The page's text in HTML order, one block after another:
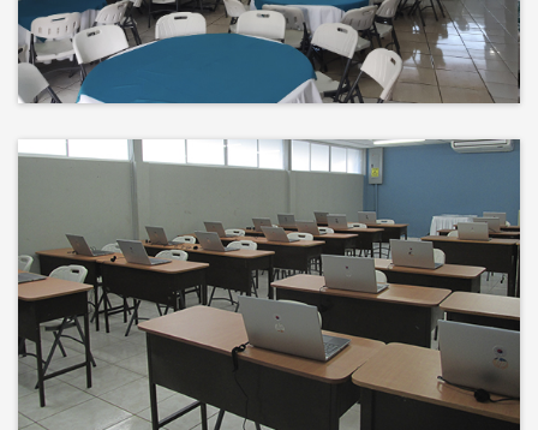
Bienvenidos a un espacio donde
las ideas cobran voz y el
conocimiento se comparte